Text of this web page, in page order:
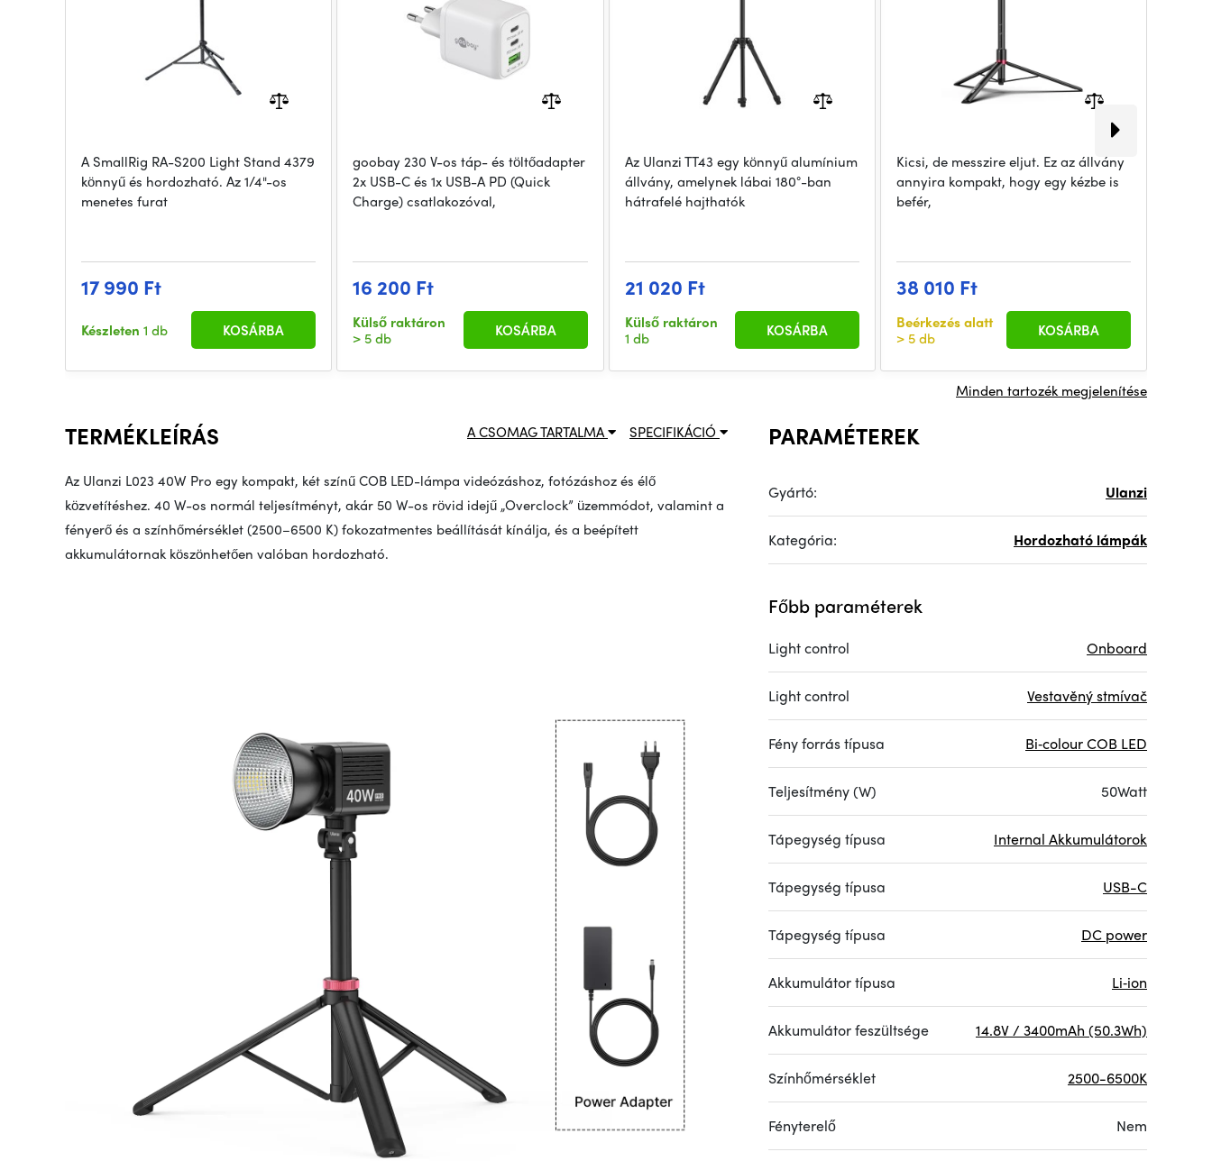
A SmallRig RA-S200 Light Stand 4379
könnyű és hordozható. Az 1/4"-os
menetes furat
17 990 Ft
Készleten 1 db KOSÁRBA
goobay 230 V-os táp- és töltőadapter
2x USB-C és 1x USB-A PD (Quick
Charge) csatlakozóval,
16 200 Ft
Külső raktáron
> 5 db
KOSÁRBA
Az Ulanzi TT43 egy könnyű alumínium
állvány, amelynek lábai 180°-ban
hátrafelé hajthatók
21 020 Ft
Külső raktáron
1 db
KOSÁRBA
Kicsi, de messzire eljut. Ez az állvány
annyira kompakt, hogy egy kézbe is
befér,
38 010 Ft
Beérkezés alatt
> 5 db
KOSÁRBA
Minden tartozék megjelenítése
SPECIFIKÁCIÓ
A CSOMAG TARTALMA
TERMÉKLEÍRÁS
Az Ulanzi L023 40W Pro egy kompakt, két színű COB LED-lámpa videózáshoz, fotózáshoz és élő
közvetítéshez. 40 W-os normál teljesítményt, akár 50 W-os rövid idejű „Overclock” üzemmódot, valamint a
fényerő és a színhőmérséklet (2500–6500 K) fokozatmentes beállítását kínálja, és a beépített
akkumulátornak köszönhetően valóban hordozható.
PARAMÉTEREK
Gyártó: Ulanzi
Kategória: Hordozható lámpák
Főbb paraméterek
Light control Onboard
Light control Vestavěný stmívač
Fény forrás típusa Bi‑colour COB LED
Teljesítmény (W) 50Watt
Tápegység típusa Internal Akkumulátorok
Tápegység típusa USB-C
Tápegység típusa DC power
Akkumulátor típusa Li‑ion
Akkumulátor feszültsége 14.8V / 3400mAh (50.3Wh)
Színhőmérséklet 2500-6500K
Fényterelő Nem